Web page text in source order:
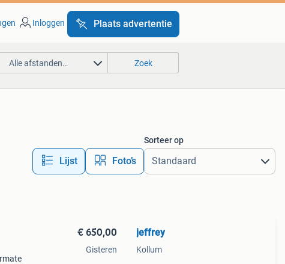
Inloggen Plaats advertentie
Alle afstanden… Zoek
Lijst Foto’s
Sorteer op
€ 650,00
Gisteren
jeffrey
Kollum